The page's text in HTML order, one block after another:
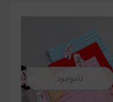
ناموجود